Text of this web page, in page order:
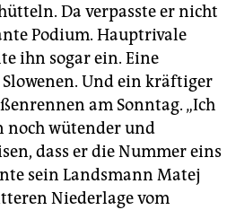
Da verpasste er nicht
Podium. Hauptrivale
ihn sogar ein. Eine
Und ein kräftiger
am Sonntag. „Ich
noch wütender und
dass er die Nummer eins
sein Landsmann ­Matej
Niederlage vom